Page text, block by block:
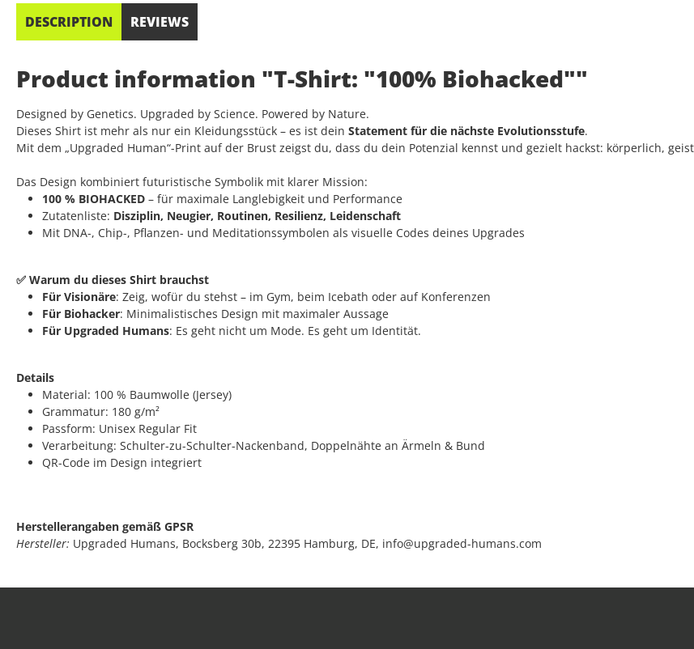
DESCRIPTION REVIEWS
Product information "T-Shirt: "100% Biohacked""
Designed by Genetics. Upgraded by Science. Powered by Nature.
Dieses Shirt ist mehr als nur ein Kleidungsstück – es ist dein Statement für die nächste Evolutionsstufe.
Mit dem „Upgraded Human“-Print auf der Brust zeigst du, dass du dein Potenzial kennst und gezielt hackst: körperlich,
Das Design kombiniert futuristische Symbolik mit klarer Mission:
100 % BIOHACKED – für maximale Langlebigkeit und Performance
Zutatenliste: Disziplin, Neugier, Routinen, Resilienz, Leidenschaft
Mit DNA-, Chip-, Pflanzen- und Meditationssymbolen als visuelle Codes deines Upgrades
✅ Warum du dieses Shirt brauchst
Für Visionäre: Zeig, wofür du stehst – im Gym, beim Icebath oder auf Konferenzen
Für Biohacker: Minimalistisches Design mit maximaler Aussage
Für Upgraded Humans: Es geht nicht um Mode. Es geht um Identität.
Details
Material: 100 % Baumwolle (Jersey)
Grammatur: 180 g/m²
Passform: Unisex Regular Fit
Verarbeitung: Schulter-zu-Schulter-Nackenband, Doppelnähte an Ärmeln & Bund
QR-Code im Design integriert
Herstellerangaben gemäß GPSR
Hersteller: Upgraded Humans, Bocksberg 30b, 22395 Hamburg, DE, info@upgraded-humans.com